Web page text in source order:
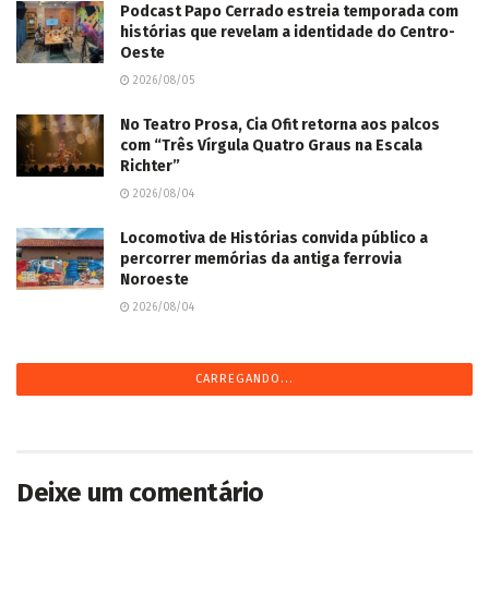
Podcast Papo Cerrado estreia temporada com
histórias que revelam a identidade do Centro-
Oeste
2026/08/05
No Teatro Prosa, Cia Ofit retorna aos palcos
com “Três Vírgula Quatro Graus na Escala
Richter”
2026/08/04
Locomotiva de Histórias convida público a
percorrer memórias da antiga ferrovia
Noroeste
2026/08/04
CARREGANDO...
Deixe um comentário